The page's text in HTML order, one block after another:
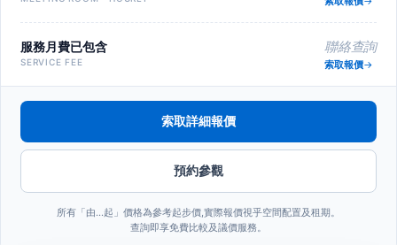
服務月費已包含
SERVICE FEE
聯絡查詢
索取報價
索取詳細報價
預約參觀
所有「由…起」價格為參考起步價,實際報價視乎空間配置及租期。
查詢即享免費比較及議價服務。